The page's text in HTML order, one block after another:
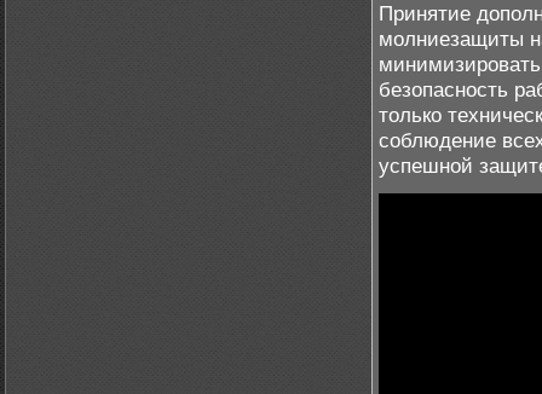
Принятие
молниезащиты
безопасность
только
соблюдение
успешной